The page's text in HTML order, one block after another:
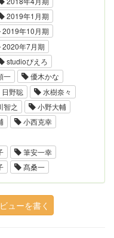
2019年1月期
2019年10月期
2020年7月期
studioぴえろ
一
優木かな
日野聡
水樹奈々
智之
小野大輔
小西克幸
筆安一幸
髙桑一
ューを書く